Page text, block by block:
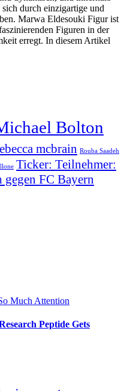
durch einzigartige und
Marwa Eldesouki Figur ist
Figuren in der
erregt. In diesem Artikel
Bolton
mcbrain Rouba Saadeh
Ticker: Teilnehmer:
FC Bayern
Peptide Gets